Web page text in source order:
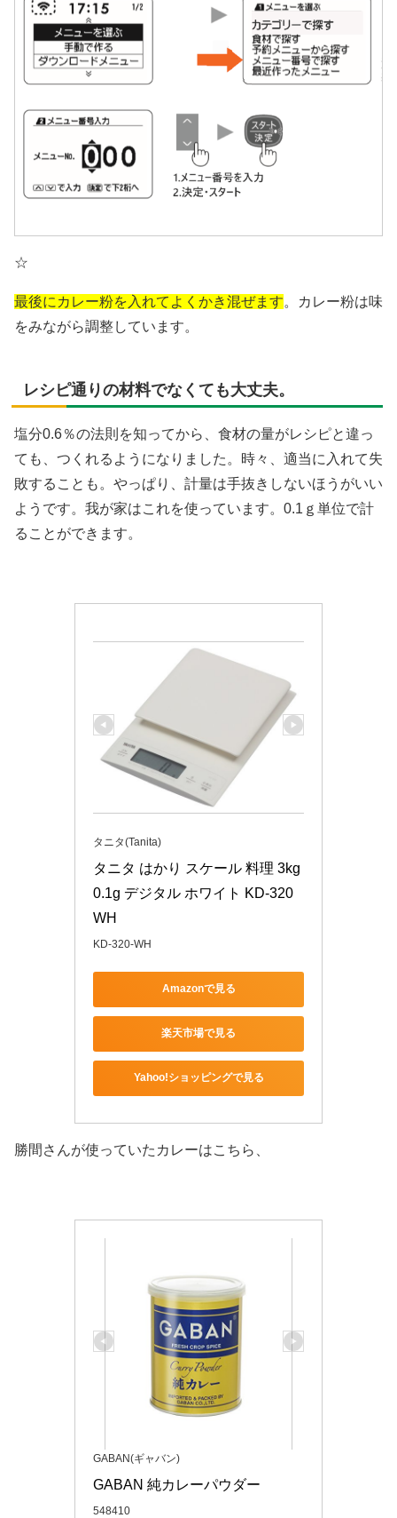
☆
最後にカレー粉を入れてよくかき混ぜます。カレー粉は味
をみながら調整しています。
レシピ通りの材料でなくても大丈夫。
塩分0.6％の法則を知ってから、食材の量がレシピと違っ
ても、つくれるようになりました。時々、適当に入れて失
敗することも。やっぱり、計量は手抜きしないほうがいい
ようです。我が家はこれを使っています。0.1ｇ単位で計
ることができます。
タニタ(Tanita)
タニタ はかり スケール 料理 3kg
0.1g デジタル ホワイト KD-320
WH
KD-320-WH
Amazonで見る
楽天市場で見る
Yahoo!ショッピングで見る
勝間さんが使っていたカレーはこちら、
GABAN(ギャバン)
GABAN 純カレーパウダー
548410